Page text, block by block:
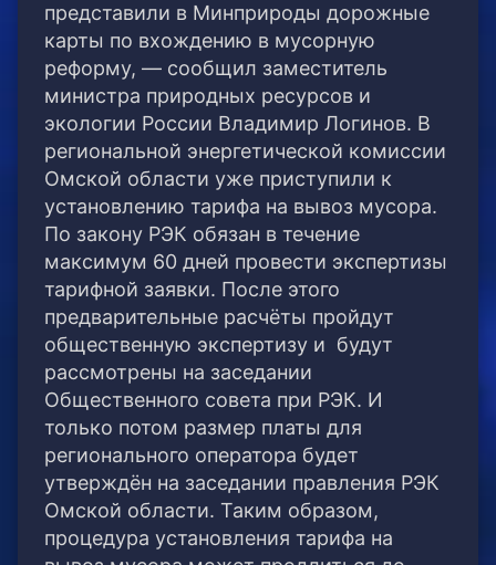
представили в Минприроды дорожные
карты по вхождению в мусорную
реформу, — сообщил заместитель
министра природных ресурсов и
экологии России Владимир Логинов. В
региональной энергетической комиссии
Омской области уже приступили к
установлению тарифа на вывоз мусора.
По закону РЭК обязан в течение
максимум 60 дней провести экспертизы
тарифной заявки. После этого
предварительные расчёты пройдут
общественную экспертизу и будут
рассмотрены на заседании
Общественного совета при РЭК. И
только потом размер платы для
регионального оператора будет
утверждён на заседании правления РЭК
Омской области. Таким образом,
процедура установления тарифа на